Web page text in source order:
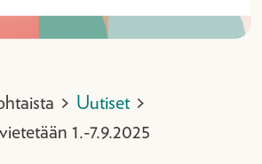
> Uutiset >
1.-7.9.2025